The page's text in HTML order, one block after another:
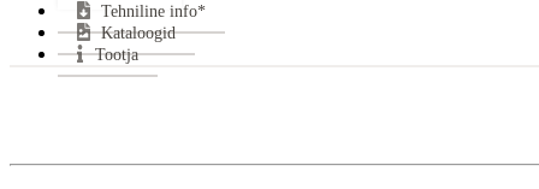
Tehniline info*
Kataloogid
Tootja